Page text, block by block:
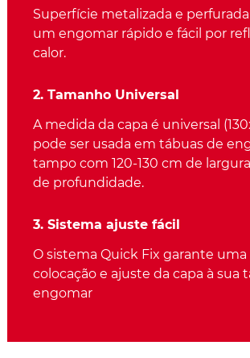
Superfície metalizada e
um engomar rápido e fácil por
calor.
2. Tamanho Universal
A medida da capa é universal
pode ser usada em tábuas de
tampo com 120-130 cm de
de profundidade.
3. Sistema ajuste fácil
O sistema Quick Fix garante uma
colocação e ajuste da capa à sua
engomar